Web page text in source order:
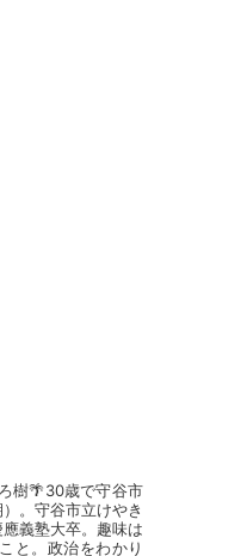
樹🌴30歳で守谷市
。守谷市立けやき
義塾大卒。趣味は
と。政治をわかり